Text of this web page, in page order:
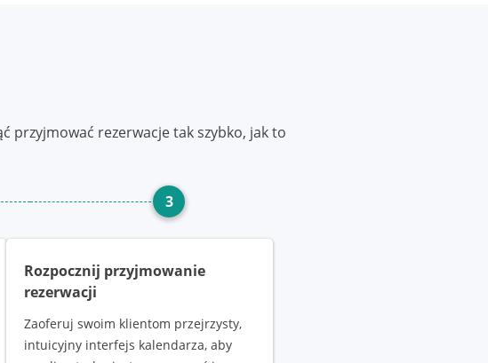
przyjmować rezerwacje tak szybko, jak to
3
Rozpocznij przyjmowanie
rezerwacji
Zaoferuj swoim klientom przejrzysty,
intuicyjny interfejs kalendarza, aby